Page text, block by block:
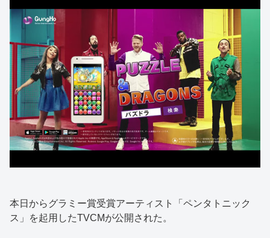
本日からグラミー賞受賞アーティスト「ペンタトニック
ス」を起用したTVCMが公開された。